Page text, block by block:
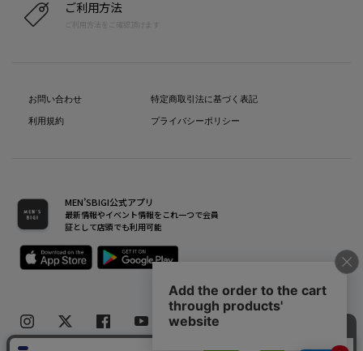
ご利用方法
ご利用方法をご確認頂けます
お問い合わせ
利用規約
特定商取引法に基づく表記
プライバシーポリシー
MEN’SBIGI公式アプリ
最新情報やイベント情報をこれ一つで会員
証として店頭でも利用可能